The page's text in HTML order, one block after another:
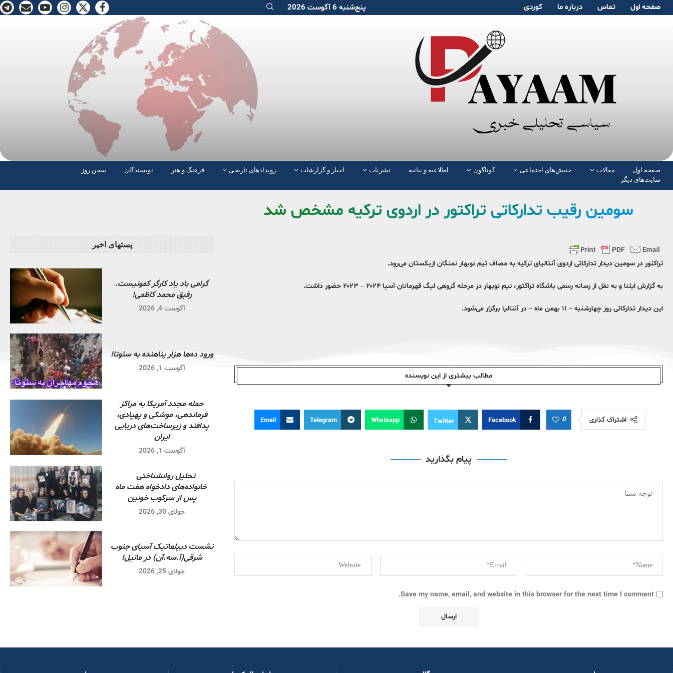
صفحە اول تماس دربارە ما کوردی پنج‌شنبه 6 آگوست 2026
صفحە اول مقالات جنبش‌های اجتماعی گوناگون اطلاعیه و بیانیه نشریات اخبار و گزارشات رویدادهای تاریخی فرهنگ و هنر نویسندگان
سخن روز
سایت‌های دیگر
سومین رقیب تدارکاتی تراکتور در اردوی ترکیه مشخص شد
تراکتور در سومین دیدار تدارکاتی اردوی آنتالیای ترکیه به مصاف تیم نوبهار نمنگان ازبکستان می‌رود.
به گزارش ایلنا و به نقل از رسانه رسمی باشگاه تراکتور، تیم نوبهار در مرحله گروهی لیگ قهرمانان آسیا ۲۰۲۴ – ۲۰۲۳ حضور داشت.
این دیدار تدارکاتی روز چهارشنبه – ۱۱ بهمن ماه – در آنتالیا برگزار می‌شود.
مطالب بیشتری از این نویسندە
اشتراک گذاری 0
Facebook
Twitter
Whatsapp
Telegram
Email
پیام بگذارید
Save my name, email, and website in this browser for the next time I comment.
پستهای اخیر
گرامی باد یاد کارگر کمونیست.
رفیق محمد کاظمی!
آگوست 4, 2026
ورود ده‌ها هزار پناهنده به سئوتا!
آگوست 1, 2026
حمله مجدد آمریکا به مراکز
فرماندهی، موشکی و پهپادی،
پدافند و زیرساخت‌های دریایی
ایران
آگوست 1, 2026
تحلیل روانشناختی
خانواده‌های دادخواه هفت ماه
پس از سرکوب خونین
جولای 30, 2026
نشست دیپلماتیک آسیای جنوب
شرقی‌(آ.سه.آن) در مانیل!
جولای 25, 2026